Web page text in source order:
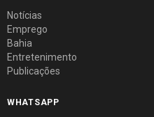
Notícias
Emprego
Bahia
Entretenimento
Publicações
WHATSAPP